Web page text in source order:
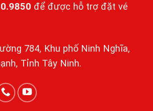
để được hỗ trợ đặt vé
784, Khu phố Ninh Nghĩa,
Tỉnh Tây Ninh.